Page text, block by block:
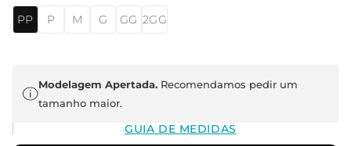
PP
P M G GG 2GG
Modelagem Apertada. Recomendamos pedir um
tamanho maior.
GUIA DE MEDIDAS